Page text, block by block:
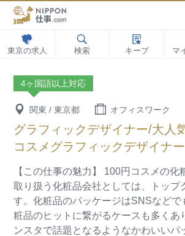
東京の求人 検索 キープ マ
4ヶ国語以上対応
関東 / 東京都 オフィスワーク
グラフィックデザイナー/大人
コスメグラフィックデザイナー
【この仕事の魅力】
100円コスメの化
取り扱う化粧品会社としては、トップ
す。化粧品のパッケージはSNSなどで
粧品のヒットに繋がるケースも多くあ
ンスタで話題となるようなかわいいパ